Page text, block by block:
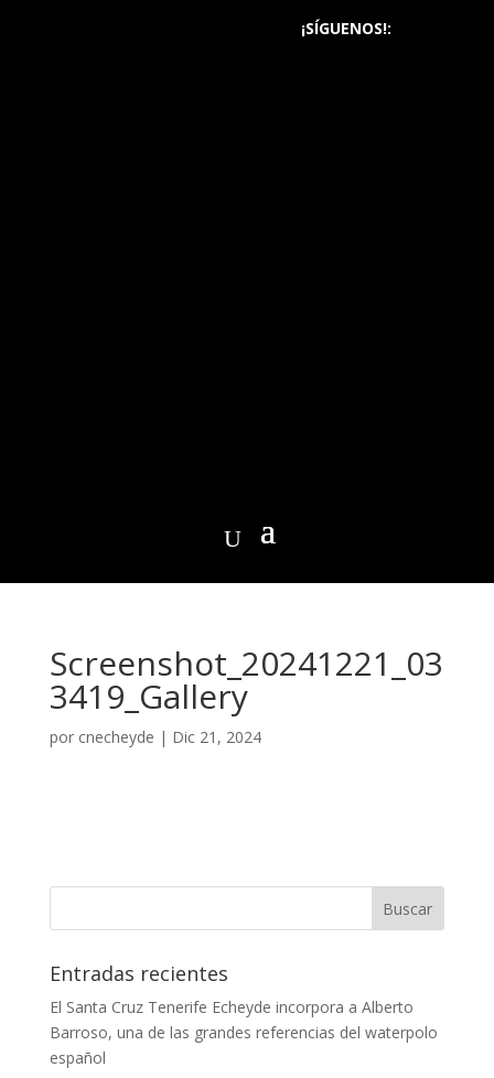
¡SÍGUENOS!:
Screenshot_20241221_03
3419_Gallery
por cnecheyde | Dic 21, 2024
Entradas recientes
El Santa Cruz Tenerife Echeyde incorpora a Alberto
Barroso, una de las grandes referencias del waterpolo
español